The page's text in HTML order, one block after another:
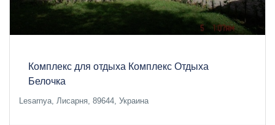
Комплекс для отдыха Комплекс Отдыха
Белочка
Lesarnya, Лисарня, 89644, Украина